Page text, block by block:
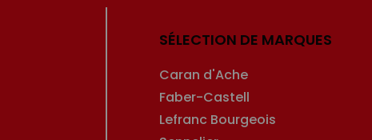
SÉLECTION DE MARQUES
Caran d'Ache
Faber-Castell
Lefranc Bourgeois